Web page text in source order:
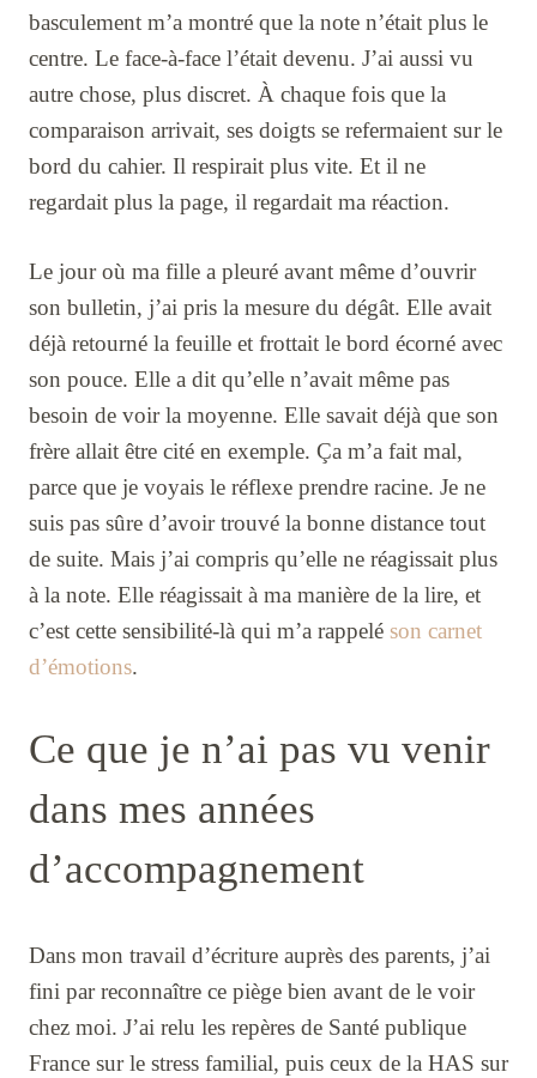
basculement m’a montré que la note n’était plus le
centre. Le face-à-face l’était devenu. J’ai aussi vu
autre chose, plus discret. À chaque fois que la
comparaison arrivait, ses doigts se refermaient sur le
bord du cahier. Il respirait plus vite. Et il ne
regardait plus la page, il regardait ma réaction.
Le jour où ma fille a pleuré avant même d’ouvrir
son bulletin, j’ai pris la mesure du dégât. Elle avait
déjà retourné la feuille et frottait le bord écorné avec
son pouce. Elle a dit qu’elle n’avait même pas
besoin de voir la moyenne. Elle savait déjà que son
frère allait être cité en exemple. Ça m’a fait mal,
parce que je voyais le réflexe prendre racine. Je ne
suis pas sûre d’avoir trouvé la bonne distance tout
de suite. Mais j’ai compris qu’elle ne réagissait plus
à la note. Elle réagissait à ma manière de la lire, et
c’est cette sensibilité-là qui m’a rappelé son carnet
d’émotions.
Ce que je n’ai pas vu venir
dans mes années
d’accompagnement
Dans mon travail d’écriture auprès des parents, j’ai
fini par reconnaître ce piège bien avant de le voir
chez moi. J’ai relu les repères de Santé publique
France sur le stress familial, puis ceux de la HAS sur